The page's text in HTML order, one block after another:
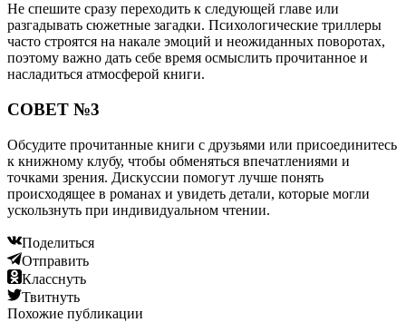
Не спешите сразу переходить к следующей главе или
разгадывать сюжетные загадки. Психологические триллеры
часто строятся на накале эмоций и неожиданных поворотах,
поэтому важно дать себе время осмыслить прочитанное и
насладиться атмосферой книги.
СОВЕТ №3
Обсудите прочитанные книги с друзьями или присоединитесь
к книжному клубу, чтобы обменяться впечатлениями и
точками зрения. Дискуссии помогут лучше понять
происходящее в романах и увидеть детали, которые могли
ускользнуть при индивидуальном чтении.
Поделиться
Отправить
Класснуть
Твитнуть
Похожие публикации